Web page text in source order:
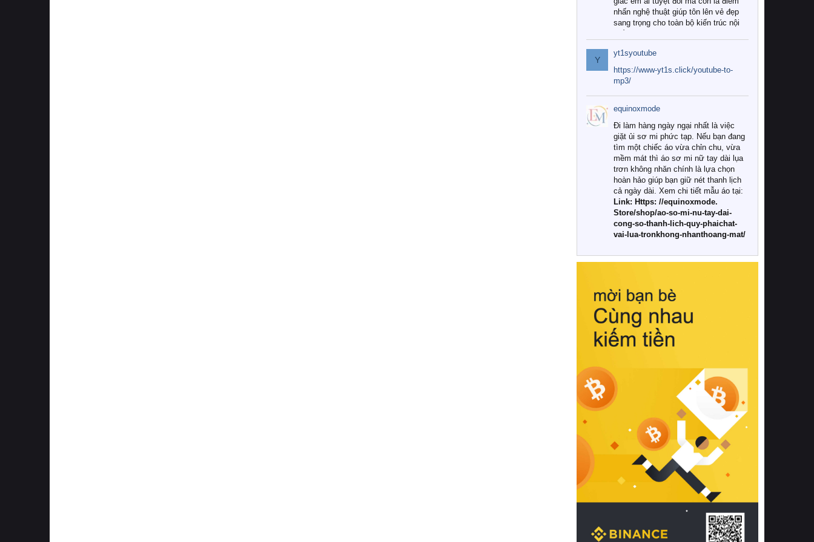
nhấn nghệ thuật giúp tôn lên vẻ đẹp
sang trọng cho toàn bộ kiến trúc nội
Tuy nhiên, giữa thị trường đa dạng
với vô vàn thương hiệu và mẫu mã
như hiện nay, làm thế nào để chọn
được những bộ chăn ga gối đệm cao
cấp thực sự chất lượng, phù hợp với
khí hậu và nhu cầu sử dụng của gia
đình? Hãy cùng chúng tôi đi tìm lời
giải đáp chi tiết qua bài viết dưới đây.
1. Tại sao các gia đình hiện đại lại ưa
chuộng chăn ga gối đệm cao cấp?
Khác với các dòng sản phẩm thông
thường, những bộ chăn ga gối đệm
cao cấp trải qua quy trình sản xuất
nghiêm ngặt từ khâu chọn lọc nguyên
liệu tự nhiên đến công nghệ dệt
nhuộm hiện đại không chứa hóa chất
này, bạn sẽ cảm nhận rõ rệt sự khác
hồi chuẩn xác của phần đệm nâng đỡ
cột sống.
Bên cạnh đó, việc lựa chọn các dòng
sản phẩm đạt chuẩn chất lượng quốc
tế còn giúp ngăn ngừa tình trạng kích
khuẩn và nấm mốc trong điều kiện
thời tiết nóng ẩm. Bạn có thể tìm hiểu
thêm các nghiên cứu khoa học về tác
động của giấc ngủ và môi trường
phòng ngủ đối với sức khỏe con
người tại Sleep Foundation (External
Link) để có cái nhìn toàn diện hơn.
2. Các tiêu chí vàng khi lựa chọn
chăn ga gối đệm cao cấp cho phòng
ngủ
Để sở hữu một bộ chăn ga gối đệm
cao cấp hoàn hảo cả về thẩm mỹ lẫn
công năng, người tiêu dùng cần cân
nhắc kỹ lưỡng các tiêu chí quan trọng
Y
yt1syoutube
https://www-yt1s.click/youtube-to-
mp3/
equinoxmode
Đi làm hàng ngày ngại nhất là việc
giặt ủi sơ mi phức tạp. Nếu bạn đang
tìm một chiếc áo vừa chỉn chu, vừa
mềm mát thì áo sơ mi nữ tay dài lụa
trơn không nhăn chính là lựa chọn
hoàn hảo giúp bạn giữ nét thanh lịch
cả ngày dài. Xem chi tiết mẫu áo tại:
Link: Https: //equinoxmode.
Store/shop/ao-so-mi-nu-tay-dai-
cong-so-thanh-lich-quy-phaichat-
vai-lua-tronkhong-nhanthoang-mat/